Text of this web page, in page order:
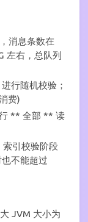
消息条数在
左右，总队列
行随机校验；
费)
** 全部 ** 读
引校验阶段
不能超过
JVM 大小为